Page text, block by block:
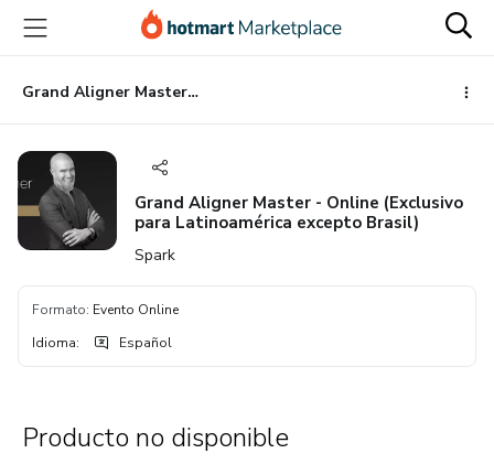
principal
página
de
página
Grand Aligner Master - Online (Exclusivo para Latinoamérica excepto Brasil)
Grand Aligner Master - Online (Exclusivo
para Latinoamérica excepto Brasil)
Spark
Formato: Evento Online
Idioma: Español
Producto no disponible